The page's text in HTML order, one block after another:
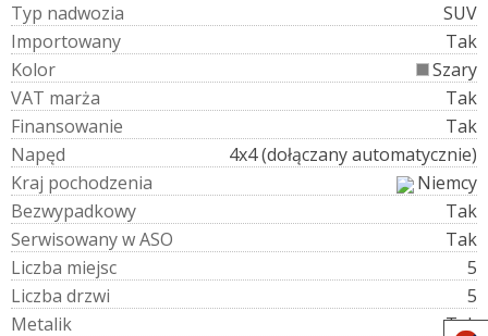
Typ nadwozia
SUV
Importowany
Tak
Kolor
Szary
VAT marża
Tak
Finansowanie
Tak
Napęd
4x4 (dołączany automatycznie)
Kraj pochodzenia
Niemcy
Bezwypadkowy
Tak
SerwisowanywASO
Tak
Liczba miejsc
5
Liczba drzwi
5
Metalik
Tak